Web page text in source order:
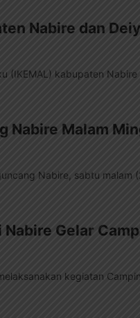
Nabire dan
(IKEMAL) kabupaten
Nabire Malam
Nabire, sabtu malam
Gelar
kegiatan